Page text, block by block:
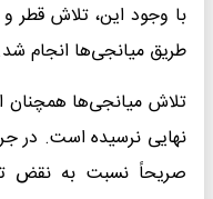
با وجود این، تلاش قطر و
طریق میانجی‌ها انجام
تلاش میانجی‌ها همچنان
نهایی نرسیده است. در
صریحاً نسبت به نقض